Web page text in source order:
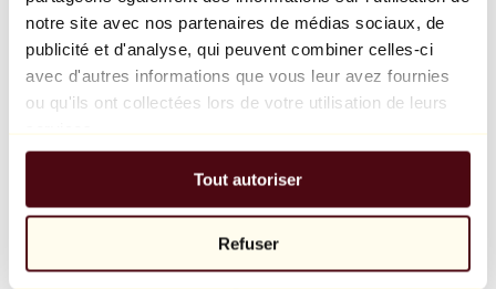
notre site avec nos partenaires de médias sociaux, de
publicité et d'analyse, qui peuvent combiner celles-ci
avec d'autres informations que vous leur avez fournies
ou qu'ils ont collectées lors de votre utilisation de leurs
Tout autoriser
Refuser
Balloon Dog (Orange)
Jeff Koons
10 000 €
Parcourir
Tous les sculpteurs
Tous les photographes